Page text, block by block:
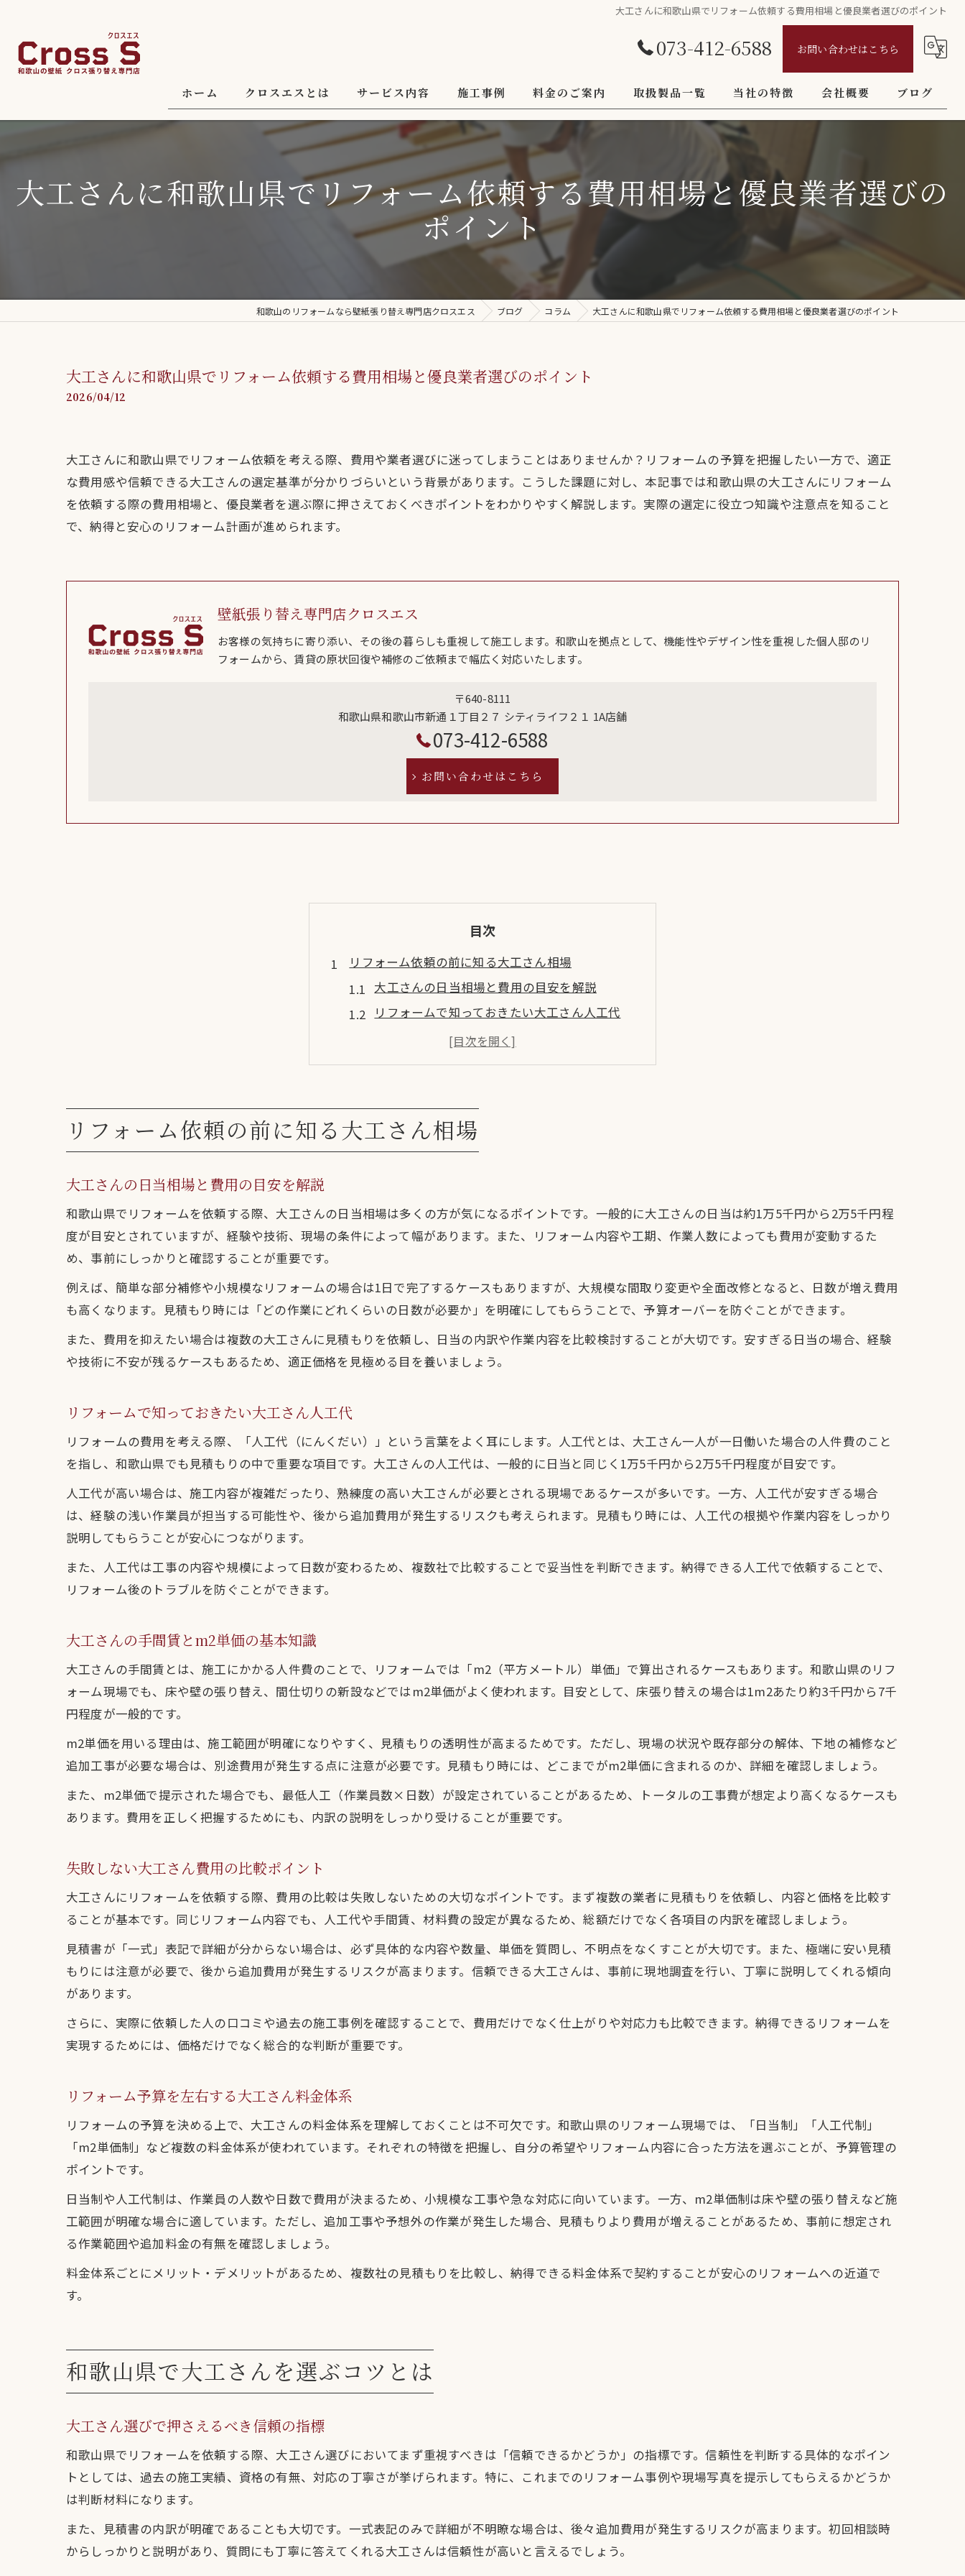
大工さんに和歌山県でリフォーム依頼する費用相場と優良業者選びのポイント
073-412-6588 お問い合わせはこちら
ホーム クロスエスとは サービス内容 施工事例 料金のご案内 取扱製品一覧 当社の特徴
壁紙
インテリア
火災保険
会社概要 ブログ
大工さんに和歌山県でリフォーム依頼する費用相場と優良業者選びの
ポイント
和歌山のリフォームなら壁紙張り替え専門店クロスエス ブログ コラム 大工さんに和歌山県でリフォーム依頼する費用相場と優良業者選びのポイント
大工さんに和歌山県でリフォーム依頼する費用相場と優良業者選びのポイント
2026/04/12
大工さんに和歌山県でリフォーム依頼を考える際、費用や業者選びに迷ってしまうことはありませんか？リフォームの予算を把握したい一方で、適正
な費用感や信頼できる大工さんの選定基準が分かりづらいという背景があります。こうした課題に対し、本記事では和歌山県の大工さんにリフォーム
を依頼する際の費用相場と、優良業者を選ぶ際に押さえておくべきポイントをわかりやすく解説します。実際の選定に役立つ知識や注意点を知ること
で、納得と安心のリフォーム計画が進められます。
壁紙張り替え専門店クロスエス
お客様の気持ちに寄り添い、その後の暮らしも重視して施工します。和歌山を拠点として、機能性やデザイン性を重視した個人邸のリ
フォームから、賃貸の原状回復や補修のご依頼まで幅広く対応いたします。
〒640-8111
和歌山県和歌山市新通１丁目２７ シティライフ２１ 1A店舗
073-412-6588
お問い合わせはこちら
目次
リフォーム依頼の前に知る大工さん相場
大工さんの日当相場と費用の目安を解説
リフォームで知っておきたい大工さん人工代
大工さんの手間賃とm2単価の基本知識
失敗しない大工さん費用の比較ポイント
和歌山県で大工さんを選ぶコツとは
大工さん選びで押さえるべき信頼の指標
リフォーム成功へ導く大工さんの選び方
複数大工さんへの見積もり依頼の重要性
大工さん費用を抑えるための工夫とコツ
リフォームで選びたい大工さん依頼方法
大工さんの料金比較でコストダウン実現
職種別大工さん相場を理解して賢く依頼
信頼できる大工さんの見極め方ガイド
大工さんの信頼度をチェックする方法
リフォームで安心できる大工さんの特徴
大工さん選びで避けたいトラブル例と対策
実績ある大工さんの判断材料を知ろう
失敗しないリフォーム計画と見積もり術
リフォーム費用を明確にする大工さん活用法
大工さんとの打ち合わせで重視すべき点
大工さん選びで後悔しないための最終チェック
信頼できる大工さんとの継続的な関係構築
大工さん費用を賢く抑える交渉テクニック
納得できるリフォームへ導く大工さんの選定術
リフォーム依頼の前に知る大工さん相場
大工さんの日当相場と費用の目安を解説
和歌山県でリフォームを依頼する際、大工さんの日当相場は多くの方が気になるポイントです。一般的に大工さんの日当は約1万5千円から2万5千円程
度が目安とされていますが、経験や技術、現場の条件によって幅があります。また、リフォーム内容や工期、作業人数によっても費用が変動するた
め、事前にしっかりと確認することが重要です。
例えば、簡単な部分補修や小規模なリフォームの場合は1日で完了するケースもありますが、大規模な間取り変更や全面改修となると、日数が増え費用
も高くなります。見積もり時には「どの作業にどれくらいの日数が必要か」を明確にしてもらうことで、予算オーバーを防ぐことができます。
また、費用を抑えたい場合は複数の大工さんに見積もりを依頼し、日当の内訳や作業内容を比較検討することが大切です。安すぎる日当の場合、経験
や技術に不安が残るケースもあるため、適正価格を見極める目を養いましょう。
リフォームで知っておきたい大工さん人工代
リフォームの費用を考える際、「人工代（にんくだい）」という言葉をよく耳にします。人工代とは、大工さん一人が一日働いた場合の人件費のこと
を指し、和歌山県でも見積もりの中で重要な項目です。大工さんの人工代は、一般的に日当と同じく1万5千円から2万5千円程度が目安です。
人工代が高い場合は、施工内容が複雑だったり、熟練度の高い大工さんが必要とされる現場であるケースが多いです。一方、人工代が安すぎる場合
は、経験の浅い作業員が担当する可能性や、後から追加費用が発生するリスクも考えられます。見積もり時には、人工代の根拠や作業内容をしっかり
説明してもらうことが安心につながります。
また、人工代は工事の内容や規模によって日数が変わるため、複数社で比較することで妥当性を判断できます。納得できる人工代で依頼することで、
リフォーム後のトラブルを防ぐことができます。
大工さんの手間賃とm2単価の基本知識
大工さんの手間賃とは、施工にかかる人件費のことで、リフォームでは「m2（平方メートル）単価」で算出されるケースもあります。和歌山県のリフ
ォーム現場でも、床や壁の張り替え、間仕切りの新設などではm2単価がよく使われます。目安として、床張り替えの場合は1m2あたり約3千円から7千
円程度が一般的です。
m2単価を用いる理由は、施工範囲が明確になりやすく、見積もりの透明性が高まるためです。ただし、現場の状況や既存部分の解体、下地の補修など
追加工事が必要な場合は、別途費用が発生する点に注意が必要です。見積もり時には、どこまでがm2単価に含まれるのか、詳細を確認しましょう。
また、m2単価で提示された場合でも、最低人工（作業員数×日数）が設定されていることがあるため、トータルの工事費が想定より高くなるケースも
あります。費用を正しく把握するためにも、内訳の説明をしっかり受けることが重要です。
失敗しない大工さん費用の比較ポイント
大工さんにリフォームを依頼する際、費用の比較は失敗しないための大切なポイントです。まず複数の業者に見積もりを依頼し、内容と価格を比較す
ることが基本です。同じリフォーム内容でも、人工代や手間賃、材料費の設定が異なるため、総額だけでなく各項目の内訳を確認しましょう。
見積書が「一式」表記で詳細が分からない場合は、必ず具体的な内容や数量、単価を質問し、不明点をなくすことが大切です。また、極端に安い見積
もりには注意が必要で、後から追加費用が発生するリスクが高まります。信頼できる大工さんは、事前に現地調査を行い、丁寧に説明してくれる傾向
があります。
さらに、実際に依頼した人の口コミや過去の施工事例を確認することで、費用だけでなく仕上がりや対応力も比較できます。納得できるリフォームを
実現するためには、価格だけでなく総合的な判断が重要です。
リフォーム予算を左右する大工さん料金体系
リフォームの予算を決める上で、大工さんの料金体系を理解しておくことは不可欠です。和歌山県のリフォーム現場では、「日当制」「人工代制」
「m2単価制」など複数の料金体系が使われています。それぞれの特徴を把握し、自分の希望やリフォーム内容に合った方法を選ぶことが、予算管理の
ポイントです。
日当制や人工代制は、作業員の人数や日数で費用が決まるため、小規模な工事や急な対応に向いています。一方、m2単価制は床や壁の張り替えなど施
工範囲が明確な場合に適しています。ただし、追加工事や予想外の作業が発生した場合、見積もりより費用が増えることがあるため、事前に想定され
る作業範囲や追加料金の有無を確認しましょう。
料金体系ごとにメリット・デメリットがあるため、複数社の見積もりを比較し、納得できる料金体系で契約することが安心のリフォームへの近道で
す。
和歌山県で大工さんを選ぶコツとは
大工さん選びで押さえるべき信頼の指標
和歌山県でリフォームを依頼する際、大工さん選びにおいてまず重視すべきは「信頼できるかどうか」の指標です。信頼性を判断する具体的なポイン
トとしては、過去の施工実績、資格の有無、対応の丁寧さが挙げられます。特に、これまでのリフォーム事例や現場写真を提示してもらえるかどうか
は判断材料になります。
また、見積書の内訳が明確であることも大切です。一式表記のみで詳細が不明瞭な場合は、後々追加費用が発生するリスクが高まります。初回相談時
からしっかりと説明があり、質問にも丁寧に答えてくれる大工さんは信頼性が高いと言えるでしょう。
お問い合わせはこちら
お問い合わせはこちら